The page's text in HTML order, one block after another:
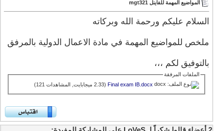
المواضيع المهمة للفاينل mgt321
السلام عليكم ورحمة الله وبركاته
ملخص للمواضيع المهمة في مادة الاعمال الدولية بالمرفق
بالتوفيق لكم ،،،
الملفات المرفقة
Final exam IB.docx‏(2.33 ميجابايت, المشاهدات 121)